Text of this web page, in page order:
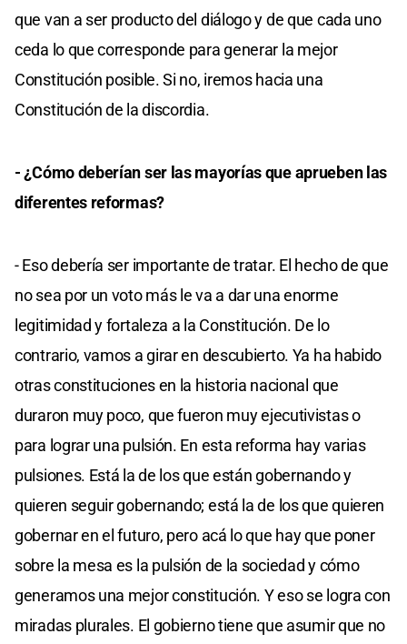
que van a ser producto del diálogo y de que cada uno
ceda lo que corresponde para generar la mejor
Constitución posible. Si no, iremos hacia una
Constitución de la discordia.
- ¿Cómo deberían ser las mayorías que aprueben las
diferentes reformas?
- Eso debería ser importante de tratar. El hecho de que
no sea por un voto más le va a dar una enorme
legitimidad y fortaleza a la Constitución. De lo
contrario, vamos a girar en descubierto. Ya ha habido
otras constituciones en la historia nacional que
duraron muy poco, que fueron muy ejecutivistas o
para lograr una pulsión. En esta reforma hay varias
pulsiones. Está la de los que están gobernando y
quieren seguir gobernando; está la de los que quieren
gobernar en el futuro, pero acá lo que hay que poner
sobre la mesa es la pulsión de la sociedad y cómo
generamos una mejor constitución. Y eso se logra con
miradas plurales. El gobierno tiene que asumir que no